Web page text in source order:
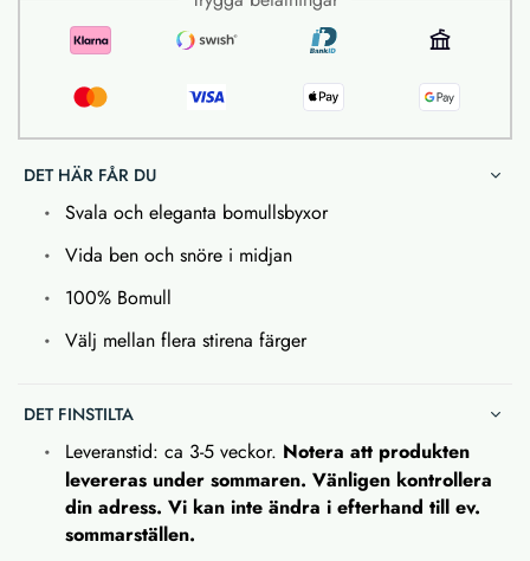
DET HÄR FÅR DU
Svala och eleganta bomullsbyxor
Vida ben och snöre i midjan
100% Bomull
Välj mellan flera stirena färger
DET FINSTILTA
Leveranstid: ca 3-5 veckor. Notera att produkten
levereras under sommaren. Vänligen kontrollera
din adress. Vi kan inte ändra i efterhand till ev.
sommarställen.